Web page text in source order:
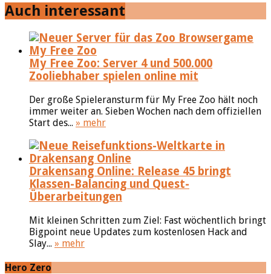
Auch interessant
My Free Zoo: Server 4 und 500.000
Zooliebhaber spielen online mit
Der große Spieleransturm für My Free Zoo hält noch
immer weiter an. Sieben Wochen nach dem offiziellen
Start des... » mehr
Drakensang Online: Release 45 bringt
Klassen-Balancing und Quest-
Überarbeitungen
Mit kleinen Schritten zum Ziel: Fast wöchentlich bringt
Bigpoint neue Updates zum kostenlosen Hack and
Slay... » mehr
Hero Zero